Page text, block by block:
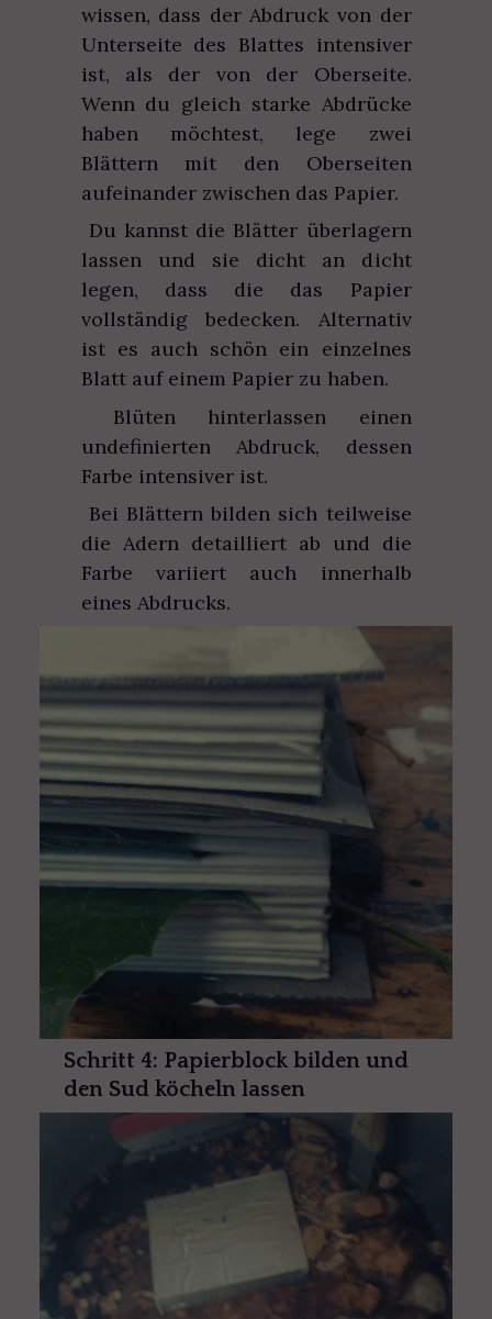
wissen, dass der Abdruck von der
Unterseite des Blattes intensiver
ist, als der von der Oberseite.
Wenn du gleich starke Abdrücke
haben möchtest, lege zwei
Blättern mit den Oberseiten
aufeinander zwischen das Papier.
Du kannst die Blätter überlagern
lassen und sie dicht an dicht
legen, dass die das Papier
vollständig bedecken. Alternativ
ist es auch schön ein einzelnes
Blatt auf einem Papier zu haben.
Blüten hinterlassen einen
undefinierten Abdruck, dessen
Farbe intensiver ist.
Bei Blättern bilden sich teilweise
die Adern detailliert ab und die
Farbe variiert auch innerhalb
eines Abdrucks.
Schritt 4: Papierblock bilden und
den Sud köcheln lassen